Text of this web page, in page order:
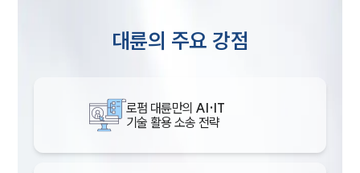
대륜의 주요 강점
로펌 대륜만의 AI·IT
기술 활용 소송 전략